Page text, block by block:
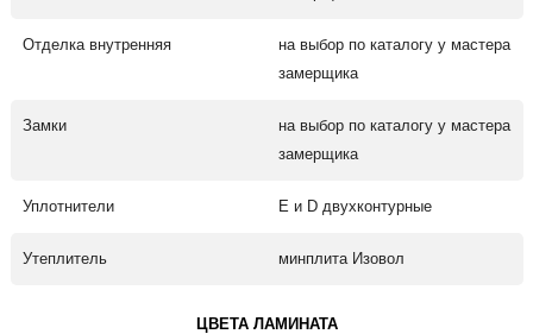
Отделка внутренняя
на выбор по каталогу у мастера
замерщика
Замки
на выбор по каталогу у мастера
замерщика
Уплотнители Е и D двухконтурные
Утеплитель минплита Изовол
ЦВЕТА ЛАМИНАТА